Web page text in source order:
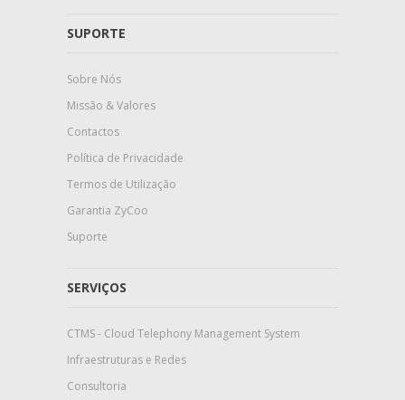
SUPORTE
Sobre Nós
Missão & Valores
Contactos
Política de Privacidade
Termos de Utilização
Garantia ZyCoo
Suporte
SERVIÇOS
CTMS - Cloud Telephony Management System
Infraestruturas e Redes
Consultoria